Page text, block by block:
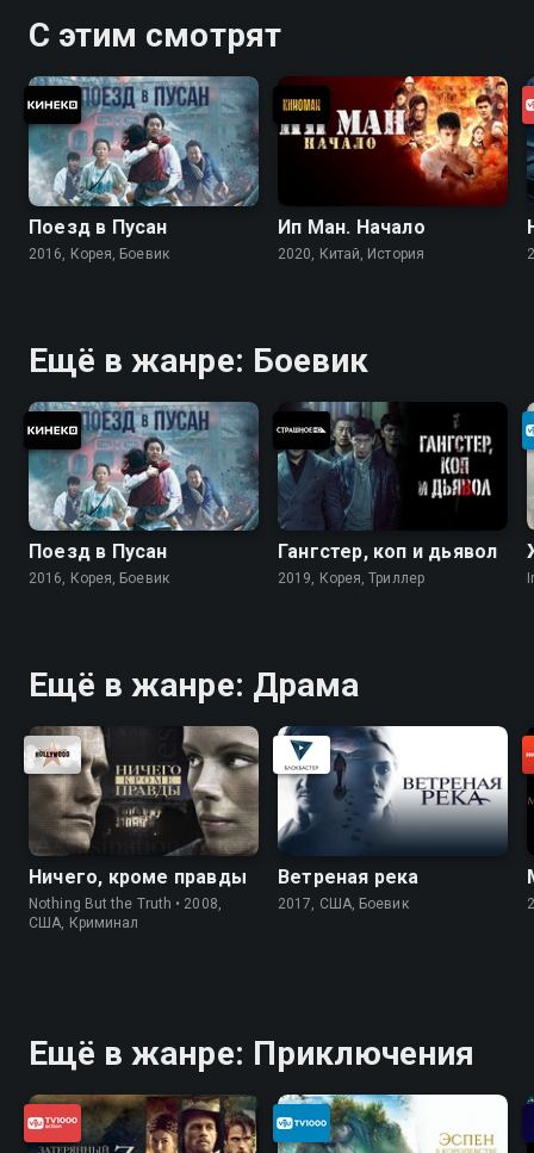
С этим смотрят
Поезд в Пусан
2016, Корея, Боевик
Ип Ман. Начало
2020, Китай, История
Ещё в жанре: Боевик
Поезд в Пусан
2016, Корея, Боевик
Гангстер, коп и дьявол
2019, Корея, Триллер
Ещё в жанре: Драма
Ничего, кроме правды
Nothing But the Truth • 2008,
США, Криминал
Ветреная река
2017, США, Боевик
Ещё в жанре: Приключения